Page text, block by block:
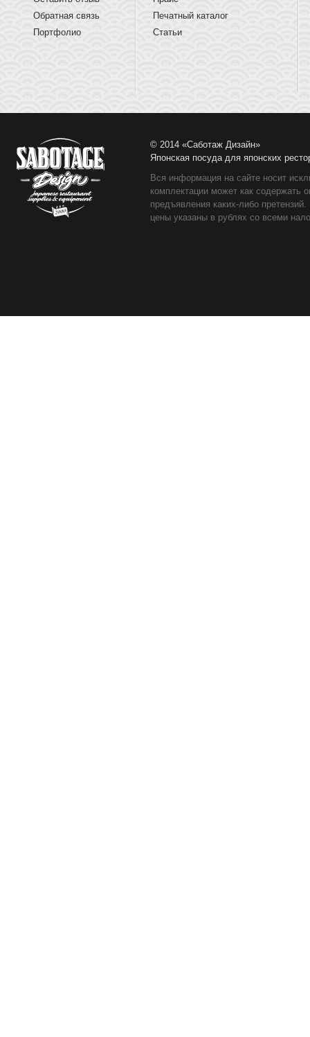
Обратная связь
Портфолио
Печатный каталог
Статьи
© 2014 «Саботаж Дизайн»
Японская посуда для японских
Вся информация на сайте носит
комплектации может как содержать
предъявления каких-либо
цены указаны в рублях со всеми